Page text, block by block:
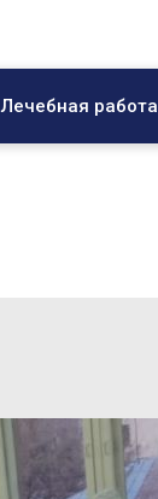
Лечебная работа